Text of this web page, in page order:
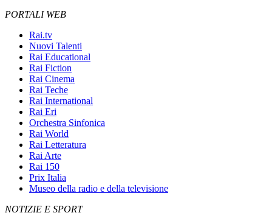
PORTALI WEB
Rai.tv
Nuovi Talenti
Rai Educational
Rai Fiction
Rai Cinema
Rai Teche
Rai International
Rai Eri
Orchestra Sinfonica
Rai World
Rai Letteratura
Rai Arte
Rai 150
Prix Italia
Museo della radio e della televisione
NOTIZIE E SPORT